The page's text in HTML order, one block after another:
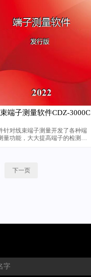
端子测量软件CDZ-3000C
针对线束端子测量开发了各种端
量功能，大大提高端子的检测效
下一页